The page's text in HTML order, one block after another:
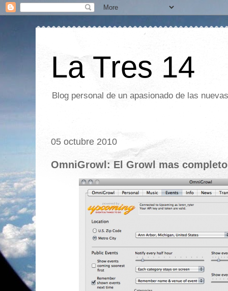
La Tres 14
Blog personal de un apasionado de las
05 octubre 2010
OmniGrowl: El Growl mas